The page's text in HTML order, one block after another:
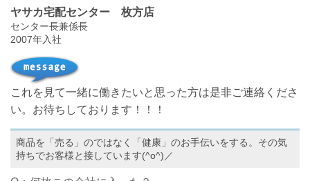
ヤサカ宅配センター 枚方店
センター長兼係長
2007年入社
これを見て一緒に働きたいと思った方は是非ご連絡くださ
い。お待ちしております！！！
商品を「売る」のではなく「健康」のお手伝いをする。その気
持ちでお客様と接しています(^o^)／